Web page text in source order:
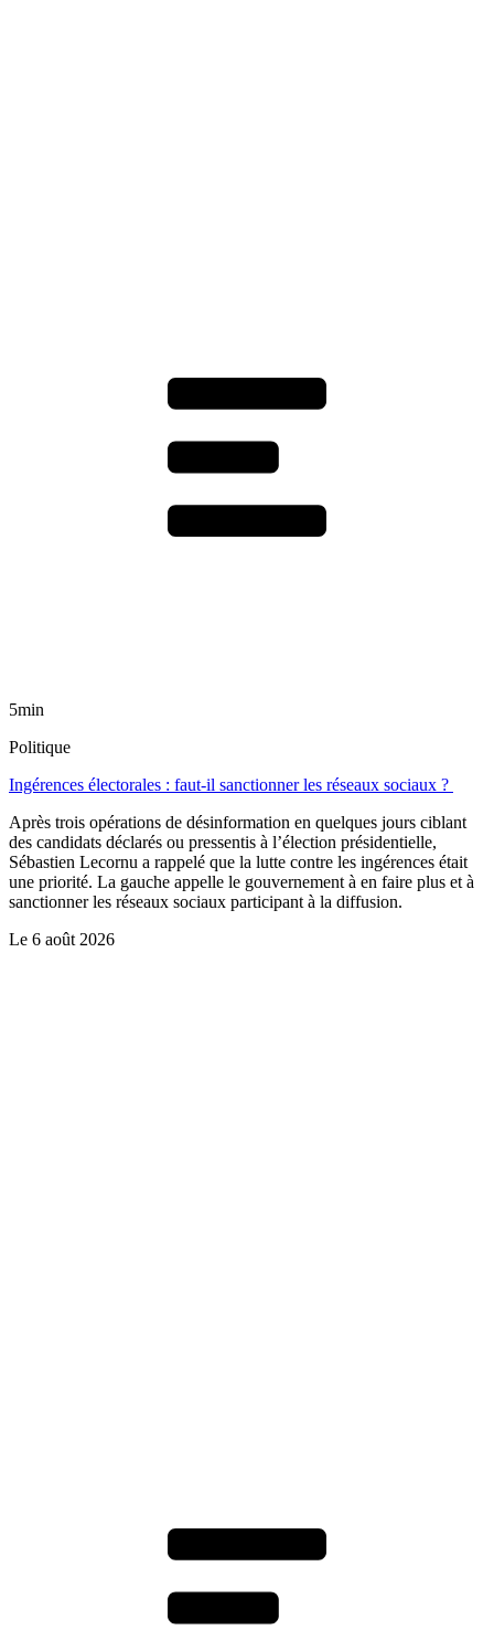
5min
Politique
Ingérences électorales : faut-il sanctionner les réseaux sociaux ?
Après trois opérations de désinformation en quelques jours ciblant
des candidats déclarés ou pressentis à l’élection présidentielle,
Sébastien Lecornu a rappelé que la lutte contre les ingérences était
une priorité. La gauche appelle le gouvernement à en faire plus et à
sanctionner les réseaux sociaux participant à la diffusion.
Le 6 août 2026